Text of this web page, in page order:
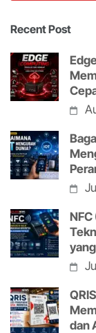
Recent Post
dan